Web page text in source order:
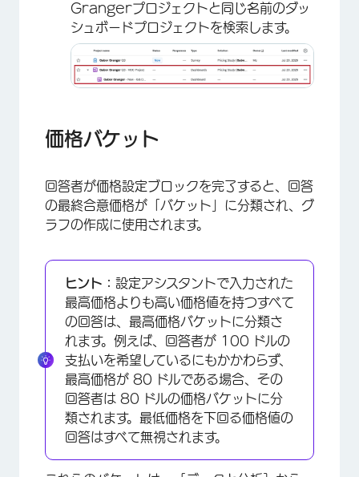
Grangerプロジェクトと同じ名前のダッ
シュボードプロジェクトを検索します。
価格バケット
回答者が価格設定ブロックを完了すると、回答
の最終合意価格が「バケット」に分類され、グ
ラフの作成に使用されます。
ヒント： 設定アシスタントで入力された
最高価格よりも高い価格値を持つすべて
の回答は、最高価格バケットに分類さ
れます。例えば、回答者が 100 ドルの
支払いを希望しているにもかかわらず、
最高価格が 80 ドルである場合、その
回答者は 80 ドルの価格バケットに分
類されます。最低価格を下回る価格値の
回答はすべて無視されます。